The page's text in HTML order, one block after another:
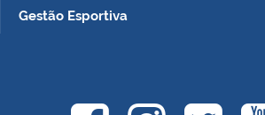
Gestão Esportiva